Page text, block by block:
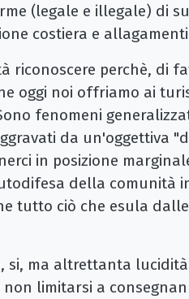
(legale e illegale) di
costiera e
riconoscere perchè, di
oggi noi offriamo ai
fenomeni
da un'oggettiva
in posizione
della comunità
tutto ciò che esula
si, ma altrettanta
limitarsi a